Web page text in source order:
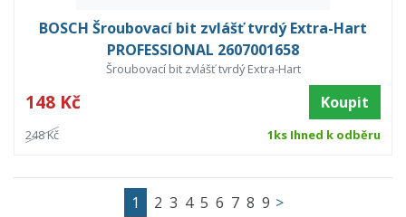
BOSCH Šroubovací bit zvlášť tvrdý Extra-Hart
PROFESSIONAL 2607001658
Šroubovací bit zvlášť tvrdý Extra-Hart
148 Kč Koupit
248 Kč 1ks Ihned k odběru
1 2 3 4 5 6 7 8 9 >